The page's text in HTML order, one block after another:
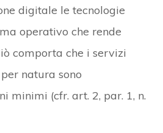
digitale le tecnologie
operativo che rende
comporta che i servizi
natura sono
minimi (cfr. art. 2, par. 1, n.